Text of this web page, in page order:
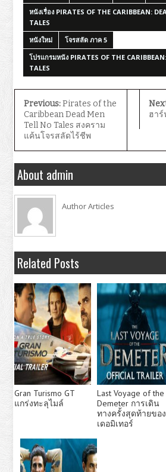
หนังเรื่อง PIRATES OF THE CARIBBEAN:
TALES
หนังใหม่
โจรสลัด ภาค 5
โปรแกรมหนัง PIRATES OF THE
TALES
Previous:Pirates of the
Caribbean Dead Men
Tell No Tales สงคราม
แค้นโจรสลัดไร้ชีพ
ฮาร์
About admin
Author Articles
Related Posts
Gran Turismo GT
แกร่งทะลุไมล์
Last Voyage of the
Demeter การเดิน
ทางครั้งสุดท้ายของ
เดอมิเทอร์